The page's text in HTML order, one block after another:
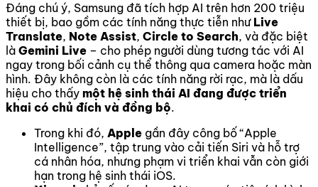
Đáng chú ý, Samsung đã tích hợp AI trên hơn 200 triệu
thiết bị, bao gồm các tính năng thực tiễn như Live
Translate, Note Assist, Circle to Search, và đặc biệt
là Gemini Live – cho phép người dùng tương tác với AI
ngay trong bối cảnh cụ thể thông qua camera hoặc màn
hình. Đây không còn là các tính năng rời rạc, mà là dấu
hiệu cho thấy một hệ sinh thái AI đang được triển
khai có chủ đích và đồng bộ.
Trong khi đó, Apple gần đây công bố “Apple
Intelligence”, tập trung vào cải tiến Siri và hỗ trợ
cá nhân hóa, nhưng phạm vi triển khai vẫn còn giới
hạn trong hệ sinh thái iOS.